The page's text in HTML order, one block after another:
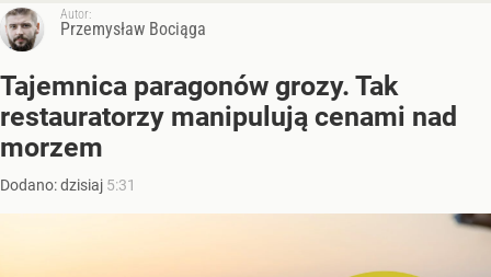
Autor:
Przemysław Bociąga
Tajemnica paragonów grozy. Tak
restauratorzy manipulują cenami nad
morzem
Dodano:dzisiaj 5:31